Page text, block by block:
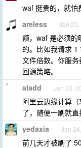
waf 挺贵的，就怕
areless Jan
额，waf 是必须的
的。比如我请求
文件倍数。你服
回源策略。
aladd Jan 23,
阿里云边缘计算
了，随便一刷就直
yedaxia Jan
前几天才被刷了